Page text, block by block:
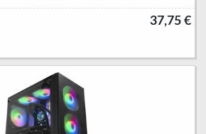
37,75 €